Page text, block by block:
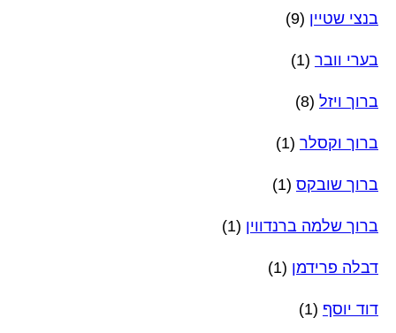
בנצי שטיין (9)
בערי וובר (1)
ברוך ויזל (8)
ברוך וקסלר (1)
ברוך שובקס (1)
ברוך שלמה ברנדווין (1)
דבלה פרידמן (1)
דוד יוסף (1)